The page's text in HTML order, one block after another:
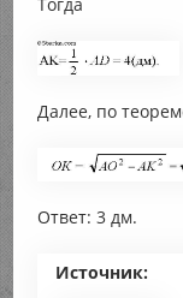
Далее, по
Ответ: 3 дм.
Источник: